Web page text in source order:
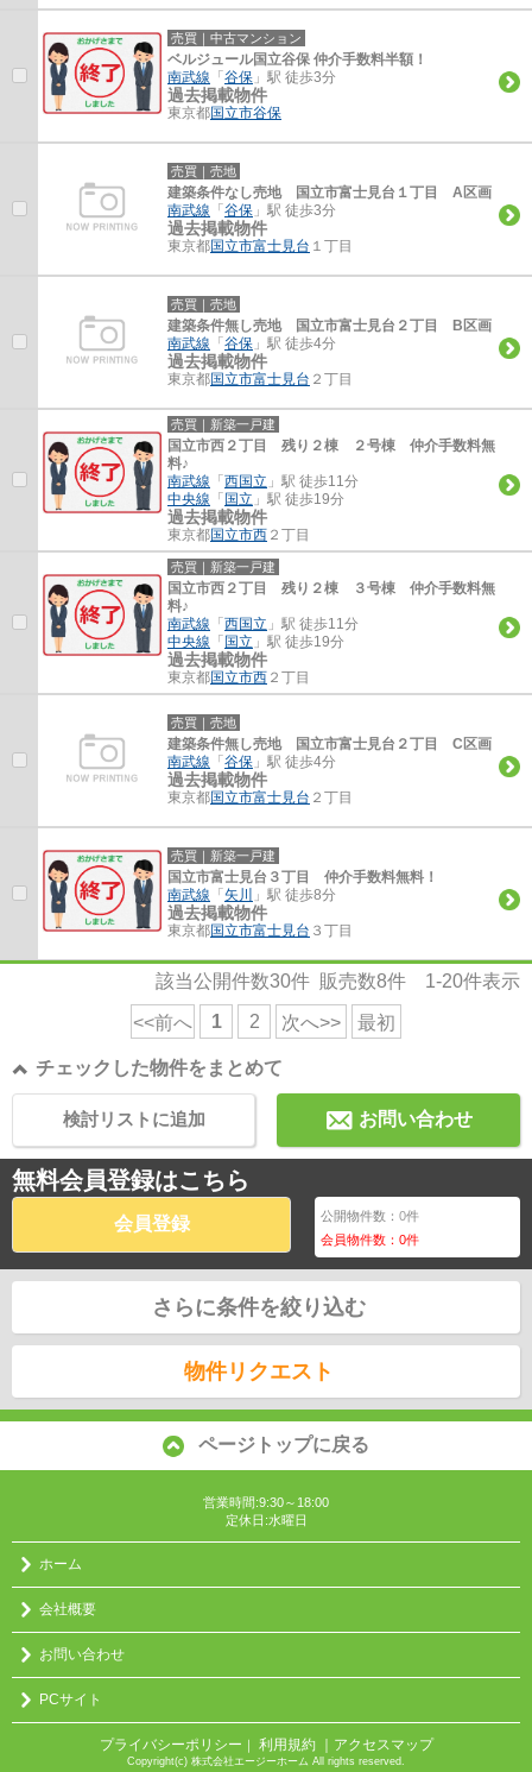
売買｜中古マンション
ベルジュール国立谷保 仲介手数料半額！
南武線 「 谷保 」駅 徒歩3分
過去掲載物件
東京都国立市谷保
売買｜売地
建築条件なし売地 国立市富士見台１丁目 A区画
南武線 「 谷保 」駅 徒歩3分
過去掲載物件
東京都国立市富士見台 １丁目
売買｜売地
建築条件無し売地 国立市富士見台２丁目 B区画
南武線 「 谷保 」駅 徒歩4分
過去掲載物件
東京都国立市富士見台 ２丁目
売買｜新築一戸建
国立市西２丁目 残り２棟 ２号棟 仲介手数料無
料♪
南武線 「 西国立 」駅 徒歩11分
中央線 「 国立 」駅 徒歩19分
過去掲載物件
東京都国立市西 ２丁目
売買｜新築一戸建
国立市西２丁目 残り２棟 ３号棟 仲介手数料無
料♪
南武線 「 西国立 」駅 徒歩11分
中央線 「 国立 」駅 徒歩19分
過去掲載物件
東京都国立市西 ２丁目
売買｜売地
建築条件無し売地 国立市富士見台２丁目 C区画
南武線 「 谷保 」駅 徒歩4分
過去掲載物件
東京都国立市富士見台 ２丁目
売買｜新築一戸建
国立市富士見台３丁目 仲介手数料無料！
南武線 「 矢川 」駅 徒歩8分
過去掲載物件
東京都国立市富士見台 ３丁目
該当公開件数30件 販売数8件 1-20件表示
<<前へ 1 2 次へ>> 最初
チェックした物件をまとめて
お問い合わせ
検討リストに追加
無料会員登録はこちら
会員登録 公開物件数：0件
会員物件数：0件
さらに条件を絞り込む
物件リクエスト
ページトップに戻る
営業時間:9:30～18:00
定休日:水曜日
ホーム
会社概要
お問い合わせ
PCサイト
プライバシーポリシー ｜ 利用規約 ｜アクセスマップ
Copyright(c) 株式会社エージーホーム All rights reserved.